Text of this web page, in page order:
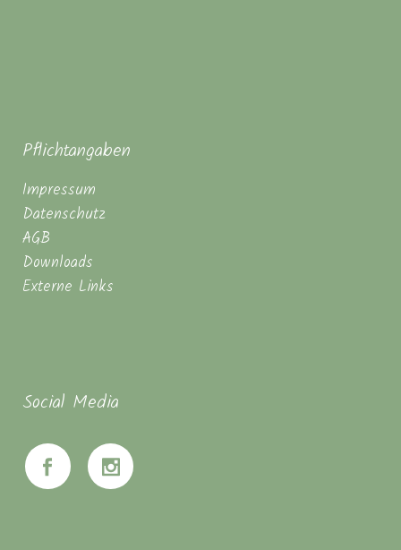
Pflichtangaben
Impressum
Datenschutz
AGB
Downloads
Externe Links
Social Media